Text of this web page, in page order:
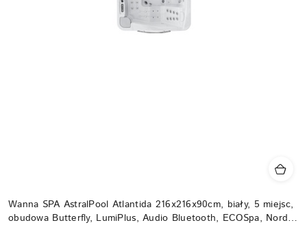
Wanna SPA AstralPool Atlantida 216x216x90cm, biały, 5 miejsc,
obudowa Butterfly, LumiPlus, Audio Bluetooth, ECOSpa, Nordic,